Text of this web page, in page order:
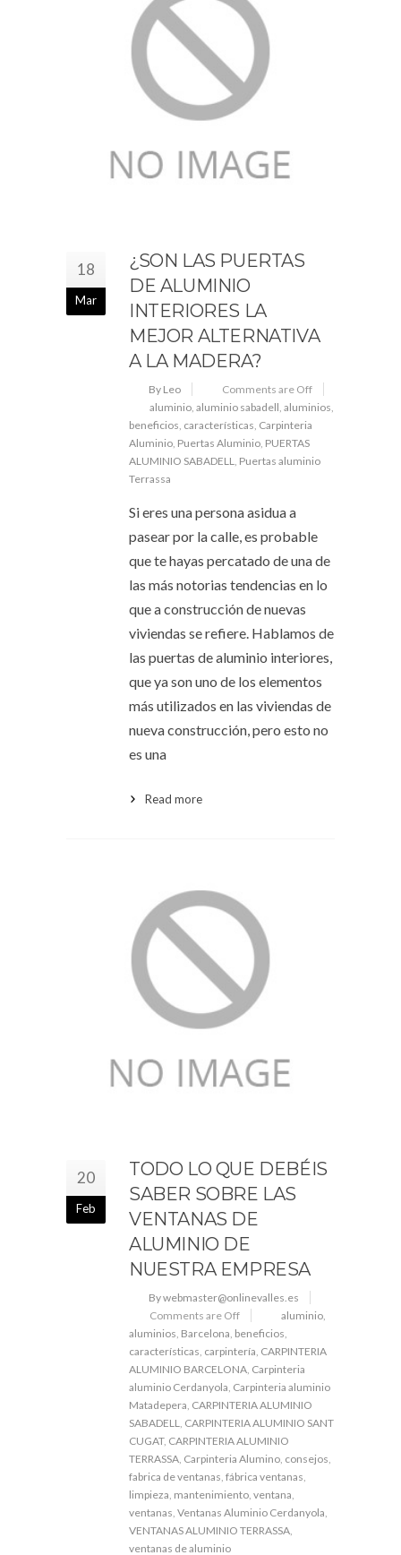
18
Mar
¿SON LAS PUERTAS
DE ALUMINIO
INTERIORES LA
MEJOR ALTERNATIVA
A LA MADERA?
By Leo
Comments are Off
aluminio, aluminio sabadell, aluminios,
beneficios, características, Carpinteria
Aluminio, Puertas Aluminio, PUERTAS
ALUMINIO SABADELL, Puertas aluminio
Terrassa
Si eres una persona asidua a
pasear por la calle, es probable
que te hayas percatado de una de
las más notorias tendencias en lo
que a construcción de nuevas
viviendas se refiere. Hablamos de
las puertas de aluminio interiores,
que ya son uno de los elementos
más utilizados en las viviendas de
nueva construcción, pero esto no
es una
Read more
20
Feb
TODO LO QUE DEBÉIS
SABER SOBRE LAS
VENTANAS DE
ALUMINIO DE
NUESTRA EMPRESA
By webmaster@onlinevalles.es
Comments are Off
aluminio,
aluminios, Barcelona, beneficios,
características, carpintería, CARPINTERIA
ALUMINIO BARCELONA, Carpinteria
aluminio Cerdanyola, Carpinteria aluminio
Matadepera, CARPINTERIA ALUMINIO
SABADELL, CARPINTERIA ALUMINIO SANT
CUGAT, CARPINTERIA ALUMINIO
TERRASSA, Carpinteria Alumino, consejos,
fabrica de ventanas, fábrica ventanas,
limpieza, mantenimiento, ventana,
ventanas, Ventanas Aluminio Cerdanyola,
VENTANAS ALUMINIO TERRASSA,
ventanas de aluminio